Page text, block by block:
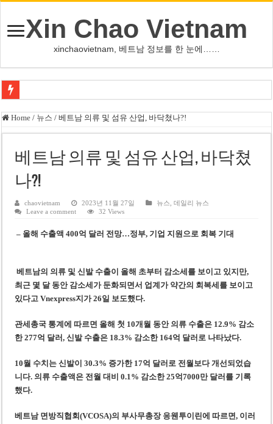
Xin Chao Vietnam
xinchaovietnam, 베트남 정보를 한 눈에……
오덕 목사, 32년 베트남 삶 담은 첫 디카시집 ‘한 컷의 서정’ 출간
베트남 화학·플라스틱 기업 납세 상위 10곳 공개…절반은 국영기업
MWG 대표 “올해 이익 목표 9조2천억동, 2~3개월 조기 달성 자신”
FIFA 인판티노 회장, 유럽 축구계·북미 정치권 불신임 압박 직면
호찌민시, 올해 국경절 연휴 5일 연속 휴무 확정… 8월 29일~9월 2일
우크라이나 전황 1,623일: 키이우, 탄도미사일 요격 실패…드론, 모스크바 집
미 국방부, 육군 참모총장 임명 난항
조세심판원, 배우 유연석 30억 세금 불복 청구 기각
Home / 뉴스 / 베트남 의류 및 섬유 산업, 바닥쳤나?!
베트남 의류 및 섬유 산업, 바닥쳤
나?!
chaovietnam 2023년 11월 27일 뉴스 ,데일리 뉴스
Leave a comment
32 Views
– 올해 수출액 400억 달러 전망…정부, 기업 지원으로 회복 기대
베트남의 의류 및 신발 수출이 올해 초부터 감소세를 보이고 있지만,
최근 몇 달 동안 감소세가 둔화되면서 업계가 약간의 회복세를 보이고
있다고 Vnexpress지가 26일 보도했다.
관세총국 통계에 따르면 올해 첫 10개월 동안 의류 수출은 12.9% 감소
한 277억 달러, 신발 수출은 18.3% 감소한 164억 달러로 나타났다.
10월 수치는 신발이 30.3% 증가한 17억 달러로 전월보다 개선되었습
니다. 의류 수출액은 전월 대비 0.1% 감소한 25억7000만 달러를 기록
했다.
베트남 면방직협회(VCOSA)의 부사무총장 응웬투이린에 따르면, 이러